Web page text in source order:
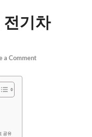
전기차
a Comment
공유